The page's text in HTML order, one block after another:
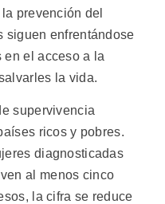
prevención del
siguen enfrentándose
en el acceso a la
la vida.
supervivencia
ricos y pobres.
diagnosticadas
al menos cinco
la cifra se reduce